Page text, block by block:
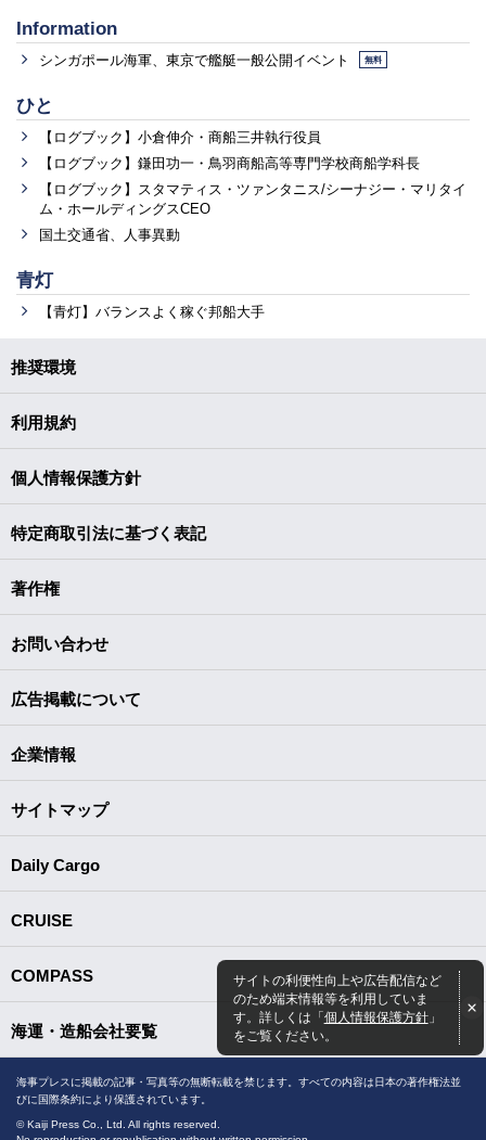
Information
シンガポール海軍、東京で艦艇一般公開イベント 無料
ひと
【ログブック】小倉伸介・商船三井執行役員
【ログブック】鎌田功一・鳥羽商船高等専門学校商船学科長
【ログブック】スタマティス・ツァンタニス/シーナジー・マリタイ
ム・ホールディングスCEO
国土交通省、人事異動
青灯
【青灯】バランスよく稼ぐ邦船大手
サイトの利便性向上や広告配信など
のため端末情報等を利用していま
す。詳しくは「個人情報保護方針」
をご覧ください。
推奨環境
利用規約
個人情報保護方針
特定商取引法に基づく表記
著作権
お問い合わせ
広告掲載について
企業情報
サイトマップ
Daily Cargo
CRUISE
COMPASS
海運・造船会社要覧
海事プレスに掲載の記事・写真等の無断転載を禁じます。すべての内容は日本の著作権法並
びに国際条約により保護されています。
© Kaiji Press Co., Ltd. All rights reserved.